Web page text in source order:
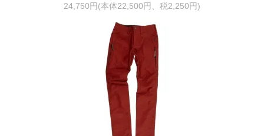
24,750円(本体22,500円、税2,250円)